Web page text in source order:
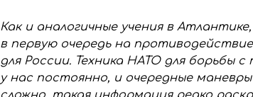
Как и аналогичные учения в
в первую очередь на
для России. Техника НАТО для борьбы
у нас постоянно, и очередные